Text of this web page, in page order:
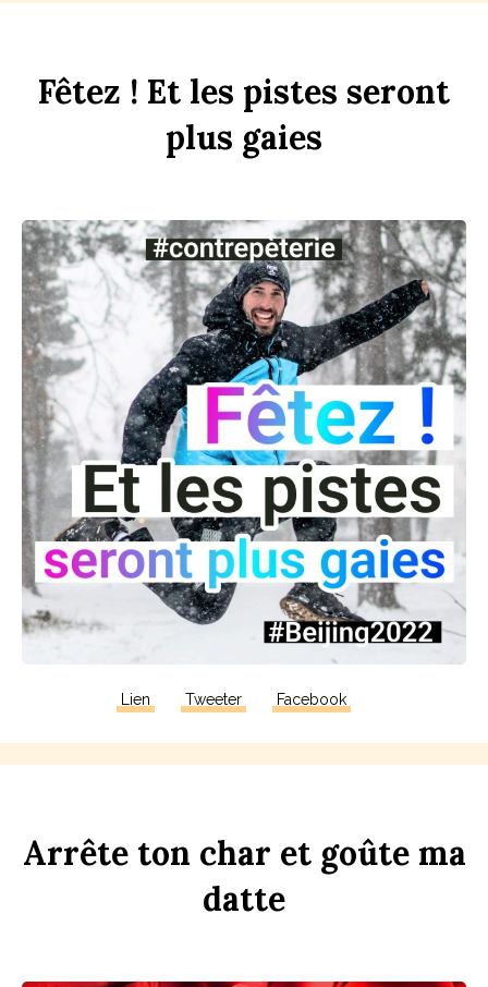
Fêtez ! Et les pistes seront
plus gaies
Lien Tweeter Facebook
Arrête ton char et goûte ma
datte